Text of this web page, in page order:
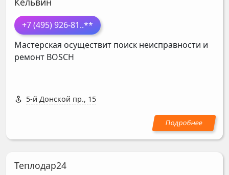
+7 (495) 926-81..**
Мастерская осуществит поиск неисправности и
ремонт BOSCH
5-й Донской пр., 15
Теплодар24